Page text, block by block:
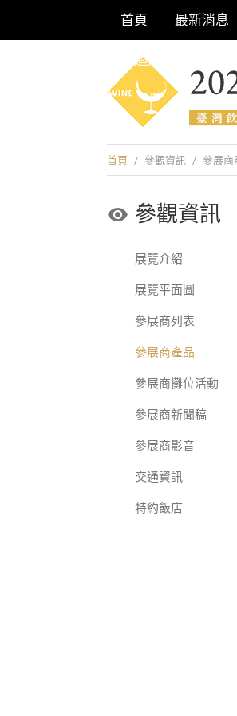
首頁 最新消息
巡迴酒展系列
首頁 / 參觀資訊 / 參展商
參觀資訊
展覽介紹
展覽平面圖
參展商列表
參展商產品
參展商攤位活動
參展商新聞稿
參展商影音
交通資訊
特約飯店